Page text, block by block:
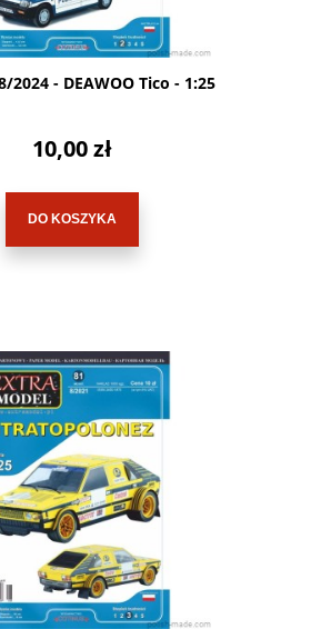
2024 - DEAWOO Tico - 1:25
10,00 zł
DO KOSZYKA